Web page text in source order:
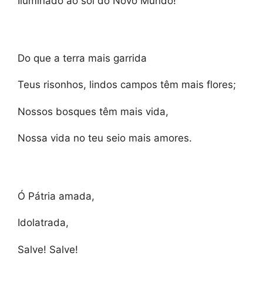
Do que a terra mais garrida
Teus risonhos, lindos campos têm mais flores;
Nossos bosques têm mais vida,
Nossa vida no teu seio mais amores.
Ó Pátria amada,
Idolatrada,
Salve! Salve!